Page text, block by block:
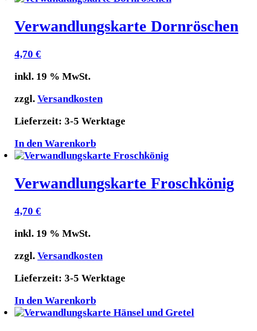
Verwandlungskarte Dornröschen
4,70 €
inkl. 19 % MwSt.
zzgl. Versandkosten
Lieferzeit: 3-5 Werktage
In den Warenkorb
Verwandlungskarte Froschkönig
4,70 €
inkl. 19 % MwSt.
zzgl. Versandkosten
Lieferzeit: 3-5 Werktage
In den Warenkorb